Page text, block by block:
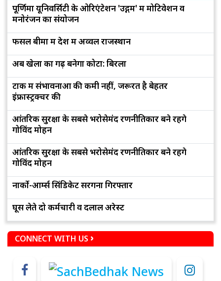
पूर्णिमा यूनिवर्सिटी के ओरिएंटेशन 'उद्गम' में मोटिवेशन व
मनोरंजन का संयोजन
फसल बीमा में देश में अव्वल राजस्थान
अब खेलों का गढ़ बनेगा कोटा: बिरला
टोंक में संभावनाओं की कमी नहीं, जरूरत है बेहतर
इंफ्रास्ट्रक्चर की
आंतरिक सुरक्षा के सबसे भरोसेमंद रणनीतिकार बने रहेंगे
गोविंद मोहन
आंतरिक सुरक्षा के सबसे भरोसेमंद रणनीतिकार बने रहेंगे
गोविंद मोहन
नार्को-आर्म्स सिंडिकेट सरगना गिरफ्तार
घूस लेते दो कर्मचारी व दलाल अरेस्ट
CONNECT WITH US